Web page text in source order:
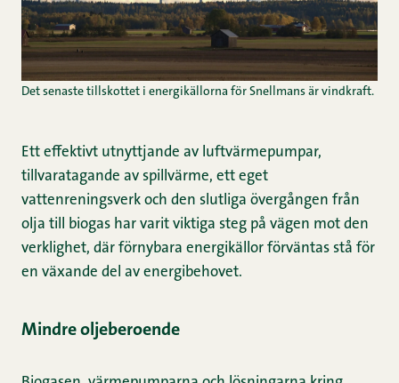
Det senaste tillskottet i energikällorna för Snellmans är vindkraft.
Ett effektivt utnyttjande av luftvärmepumpar,
tillvaratagande av spillvärme, ett eget
vattenreningsverk och den slutliga övergången från
olja till biogas har varit viktiga steg på vägen mot den
verklighet, där förnybara energikällor förväntas stå för
en växande del av energibehovet.
Mindre oljeberoende